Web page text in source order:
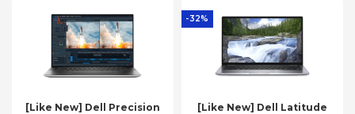
[Like New] Dell Precision
-32%
[Like New] Dell Latitude